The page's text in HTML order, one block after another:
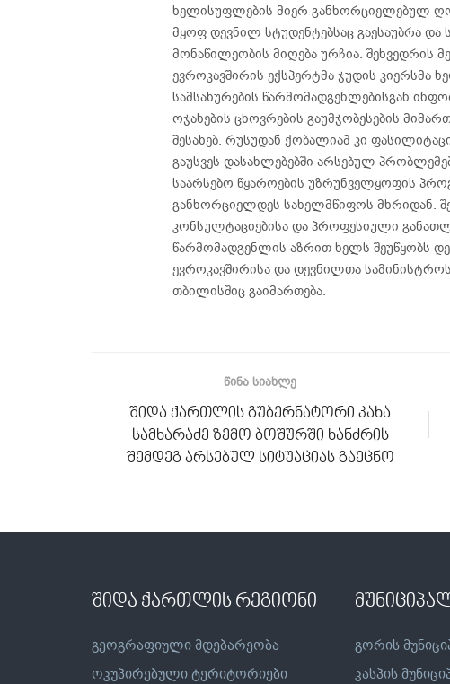
ხელისუფლების მიერ განხორციელებულ
მყოფ დევნილ სტუდენტებსაც გაესაუბრა და
მონაწილეობის მიღება ურჩია. შეხვედრის
ევროკავშირის ექსპერტმა ჯუდის კიერსმა
სამსახურების წარმომადგენლებისგან
ოჯახების ცხოვრების გაუმჯობესების
შესახებ. რუსუდან ქობალიამ კი
გაუსვეს დასახლებებში არსებულ
საარსებო წყაროების უზრუნველყოფის
განხორციელდეს სახელმწიფოს მხრიდან.
კონსულტაციებისა და პროფესიული
წარმომადგენლის აზრით ხელს შეუწყობს
ევროკავშირისა და დევნილთა
თბილისშიც გაიმართება.
ᲬᲘᲜᲐ ᲡᲘᲐᲮᲚᲔ
შიდა ქართლის გუბერნატორი კახა
სამხარაძე ზემო ბოშურში ხანძრის
შემდეგ არსებულ სიტუაციას გაეცნო
შიდა ქართლის რეგიონი
გეოგრაფიული მდებარეობა
ოკუპირებული ტერიტორიები
გორის
კასპის